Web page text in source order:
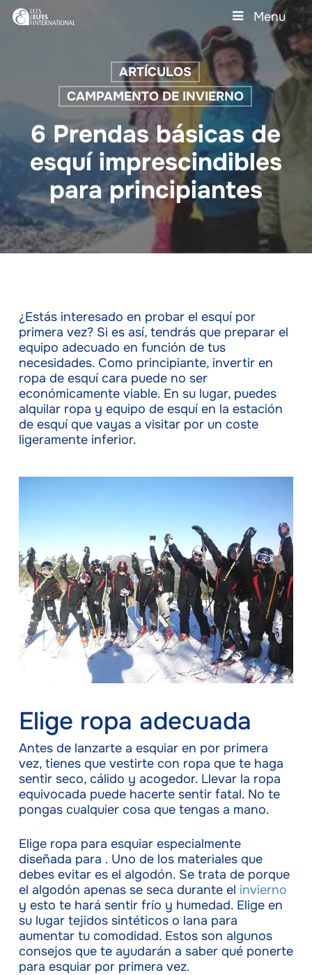
Skip
Menu
ARTÍCULOS
CAMPAMENTO DE INVIERNO
6 Prendas básicas de
esquí imprescindibles
para principiantes
¿Estás interesado en probar el esquí por
primera vez? Si es así, tendrás que preparar el
equipo adecuado en función de tus
necesidades. Como principiante, invertir en
ropa de esquí cara puede no ser
económicamente viable. En su lugar, puedes
alquilar ropa y equipo de esquí en la estación
de esquí que vayas a visitar por un coste
ligeramente inferior.
Elige ropa adecuada
Antes de lanzarte a esquiar en por primera
vez, tienes que vestirte con ropa que te haga
sentir seco, cálido y acogedor. Llevar la ropa
equivocada puede hacerte sentir fatal. No te
pongas cualquier cosa que tengas a mano.
Elige ropa para esquiar especialmente
diseñada para . Uno de los materiales que
debes evitar es el algodón. Se trata de porque
el algodón apenas se seca durante el invierno
y esto te hará sentir frío y humedad. Elige en
su lugar tejidos sintéticos o lana para
aumentar tu comodidad. Estos son algunos
consejos que te ayudarán a saber qué ponerte
para esquiar por primera vez.
Close
Menu